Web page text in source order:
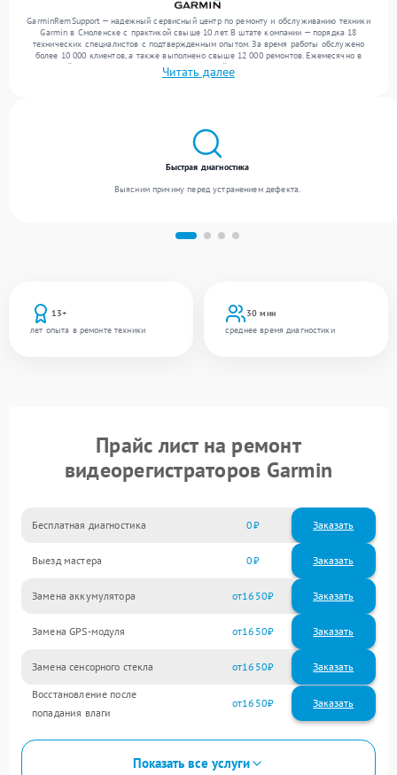
GarminRemSupport — надежный сервисный центр по ремонту и обслуживанию техники
Garmin в Смоленске с практикой свыше 10 лет. В штате компании — порядка 18
технических специалистов с подтвержденным опытом. За время работы обслужено
более 10 000 клиентов, а также выполнено свыше 12 000 ремонтов. Ежемесячно в
сервисный центр поступает более 300 обращений, включая , , . Мы беремся за задачи
любой сложности и предлагаем стабильный уровень сервиса благодаря опыту
Читать далее
13+
лет опыта в ремонте техники
30 мин
среднее время диагностики
Быстрая диагностика
Выясним причину перед устранением дефекта.
Прайс лист на ремонт
видеорегистраторов Garmin
Бесплатная диагностика 0 Заказать
Выезд мастера 0 Заказать
Замена аккумулятора 1650
Замена GPS-модуля 1650
Замена сенсорного стекла 1650
Восстановление после
попадания влаги
1650
Показать все услуги